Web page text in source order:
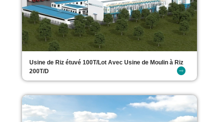
Usine de Riz étuvé 100T/Lot Avec Usine de Moulin à Riz
200T/D